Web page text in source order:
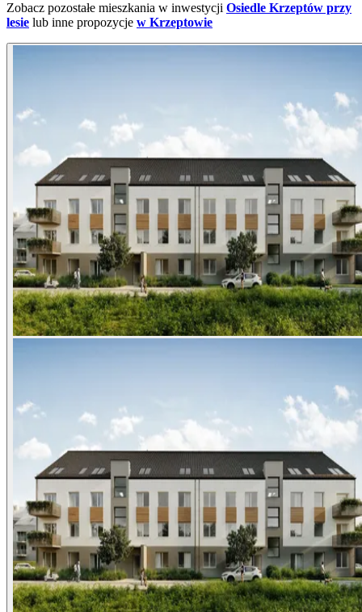
Zobacz pozostałe mieszkania w inwestycji Osiedle Krzeptów przy
lesie lub inne propozycje w Krzeptowie